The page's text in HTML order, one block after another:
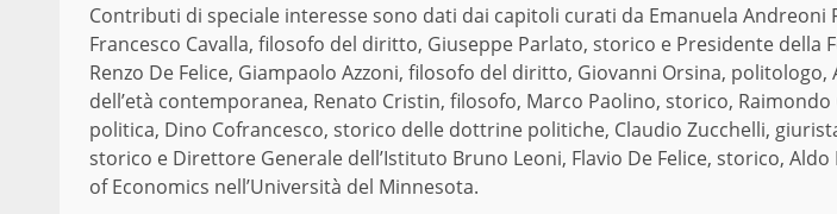
Contributi di speciale interesse sono dati dai capitoli curati da Emanuela Andreoni
Francesco Cavalla, filosofo del diritto, Giuseppe Parlato, storico e Presidente della
Renzo De Felice, Giampaolo Azzoni, filosofo del diritto, Giovanni Orsina,
dell’età contemporanea, Renato Cristin, filosofo, Marco Paolino, storico,
politica, Dino Cofrancesco, storico delle dottrine politiche, Claudio Zucchelli,
storico e Direttore Generale dell’Istituto Bruno Leoni, Flavio De Felice, storico,
of Economics nell’Università del Minnesota.